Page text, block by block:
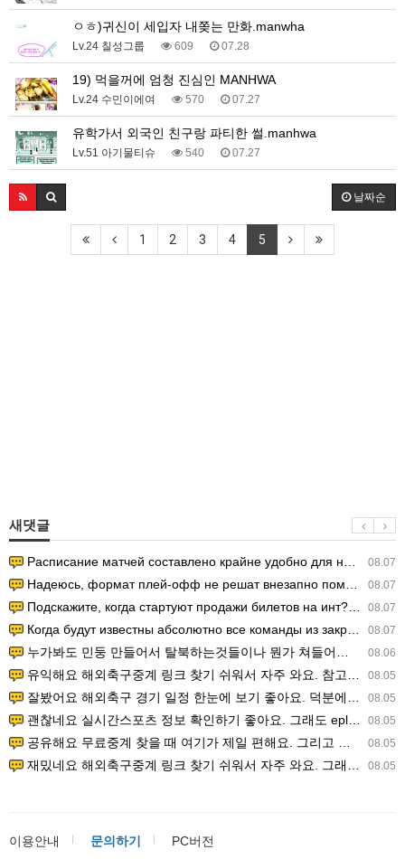
ㅇㅎ)귀신이 세입자 내쫒는 만화.manwha
Lv.24 칠성그룹 609 07.28
19) 먹을꺼에 엄청 진심인 MANHWA
Lv.24 수민이에여 570 07.27
유학가서 외국인 친구랑 파티한 썰.manhwa
Lv.51 아기물티슈 540 07.27
날짜순
1 2 3 4 5
새댓글
08.07
Расписание матчей составлено крайне удобно для нашего часово…
08.07
Надеюсь, формат плей-офф не решат внезапно поменять. https:/…
08.07
Подскажите, когда стартуют продажи билетов на инт? https://g…
08.07
Когда будут известны абсолютно все команды из закрытых квали…
08.06
누가봐도 민둥 만들어서 탈북하는것들이나 뭔가 쳐들어오는 낌새를 미리 알아차리기 위함이지 저걸 전쟁준비라고 하…
08.05
유익해요 해외축구중계 링크 찾기 쉬워서 자주 와요. 참고로 무료스포츠중계 정보 확인할 때 출처 꼭 체크해요.…
08.05
잘봤어요 해외축구 경기 일정 한눈에 보기 좋아요. 덕분에 epl중계 볼 때 공식 중계 채널 먼저 찾아봐요. …
08.05
괜찮네요 실시간스포츠 정보 확인하기 좋아요. 그래도 epl중계 볼 때 공식 중계 채널 먼저 찾아봐요. 북마크…
08.05
공유해요 무료중계 찾을 때 여기가 제일 편해요. 그리고 무료스포츠중계 정보 확인할 때 출처 꼭 체크해요. 앞…
08.05
재밌네요 해외축구중계 링크 찾기 쉬워서 자주 와요. 그래서 해외축구중계도 정식 서비스로 봐야 안전해요. 다음…
이용안내 문의하기 PC버전